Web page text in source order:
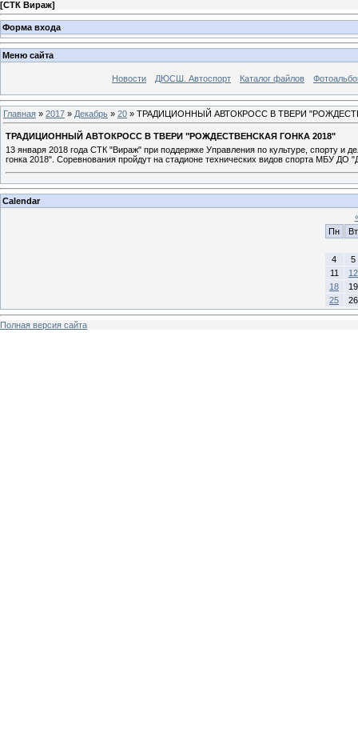
[СТК Вираж]
Форма входа
Меню сайта
Новости ДЮСШ. Автоспорт Каталог файлов
Главная » 2017 » Декабрь » 20 » ТРАДИЦИОННЫЙ АВТОКРОСС В ТВЕРИ
ТРАДИЦИОННЫЙ АВТОКРОСС В ТВЕРИ "РОЖДЕСТВЕНСКАЯ ГОНКА 2018"
13 января 2018 года СТК "Вираж" при поддержке Управления по культуре, спорту и
гонка 2018". Соревнования пройдут на стадионе технических видов спорта МБУ
Calendar
Пн
Вт
4
5
11
12
18
19
25
26
Полная версия сайта